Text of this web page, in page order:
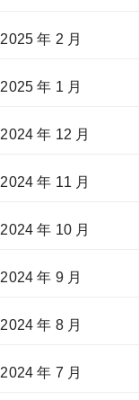
2025 年 2 月
2025 年 1 月
2024 年 12 月
2024 年 11 月
2024 年 10 月
2024 年 9 月
2024 年 8 月
2024 年 7 月